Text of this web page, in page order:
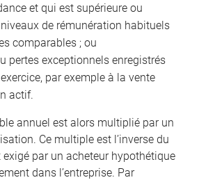
et qui est supérieure ou
de rémunération habituels
comparables ; ou
pertes exceptionnels enregistrés
par exemple à la vente
actif.
annuel est alors multiplié par un
Ce multiple est l’inverse du
par un acheteur hypothétique
dans l’entreprise. Par